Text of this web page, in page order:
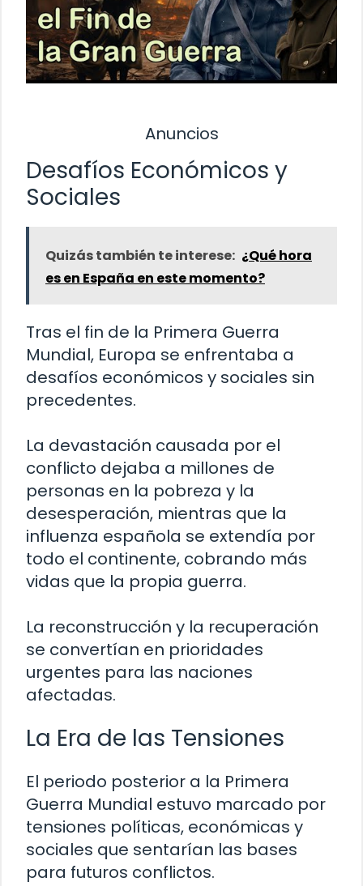
Anuncios
Desafíos Económicos y
Sociales
Quizás también te interese: ¿Qué hora
es en España en este momento?
Tras el fin de la Primera Guerra
Mundial, Europa se enfrentaba a
desafíos económicos y sociales sin
precedentes.
La devastación causada por el
conflicto dejaba a millones de
personas en la pobreza y la
desesperación, mientras que la
influenza española se extendía por
todo el continente, cobrando más
vidas que la propia guerra.
La reconstrucción y la recuperación
se convertían en prioridades
urgentes para las naciones
afectadas.
La Era de las Tensiones
El periodo posterior a la Primera
Guerra Mundial estuvo marcado por
tensiones políticas, económicas y
sociales que sentarían las bases
para futuros conflictos.